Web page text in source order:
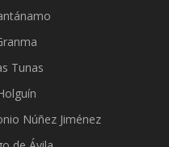
Tunas
Núñez Jiménez